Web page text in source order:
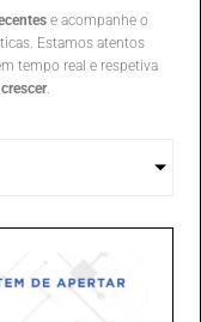
e acompanhe o
Estamos atentos
tempo real e respetiva
.